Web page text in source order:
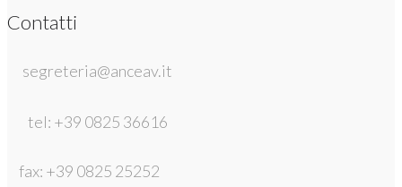
Contatti
segreteria@anceav.it
tel: +39 0825 36616
fax: +39 0825 25252